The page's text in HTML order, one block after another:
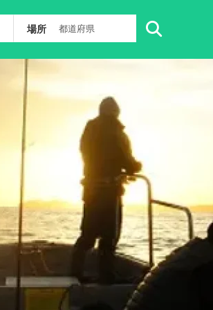
場所 都道府県